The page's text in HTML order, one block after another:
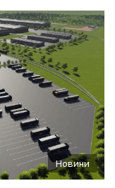
Новини